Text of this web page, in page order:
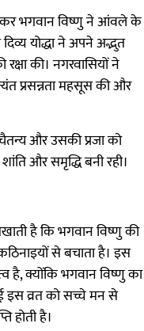
भगवान विष्णु ने आंवले के
योद्धा ने अपने अद्भुत
की। नगरवासियों ने
प्रसन्नता महसूस की और
और उसकी प्रजा को
और समृद्धि बनी रही।
है कि भगवान विष्णु की
से बचाता है। इस
क्योंकि भगवान विष्णु का
इस व्रत को सच्चे मन से
होती है।